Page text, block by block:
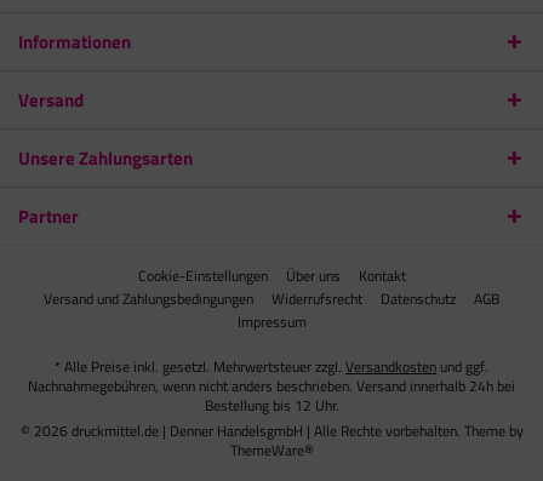
Informationen
Versand
Unsere Zahlungsarten
Partner
Cookie-Einstellungen Über uns
Kontakt
Versand und Zahlungsbedingungen
Widerrufsrecht Datenschutz
AGB
Impressum
* Alle Preise inkl. gesetzl. Mehrwertsteuer zzgl. Versandkosten und ggf.
Nachnahmegebühren, wenn nicht anders beschrieben. Versand innerhalb 24h bei
Bestellung bis 12 Uhr.
© 2026 druckmittel.de | Denner HandelsgmbH | Alle Rechte vorbehalten. Theme by
ThemeWare®